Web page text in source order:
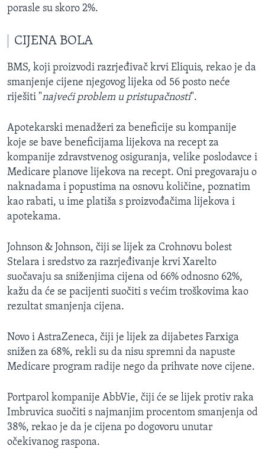
porasle su skoro 2%.
CIJENA BOLA
BMS, koji proizvodi razrjeđivač krvi Eliquis, rekao je da
smanjenje cijene njegovog lijeka od 56 posto neće
riješiti "najveći problem u pristupačnosti".
Apotekarski menadžeri za beneficije su kompanije
koje se bave beneficijama lijekova na recept za
kompanije zdravstvenog osiguranja, velike poslodavce i
Medicare planove lijekova na recept. Oni pregovaraju o
naknadama i popustima na osnovu količine, poznatim
kao rabati, u ime platiša s proizvođačima lijekova i
apotekama.
Johnson & Johnson, čiji se lijek za Crohnovu bolest
Stelara i sredstvo za razrjeđivanje krvi Xarelto
suočavaju sa sniženjima cijena od 66% odnosno 62%,
kažu da će se pacijenti suočiti s većim troškovima kao
rezultat smanjenja cijena.
Novo i AstraZeneca, čiji je lijek za dijabetes Farxiga
snižen za 68%, rekli su da nisu spremni da napuste
Medicare program radije nego da prihvate nove cijene.
Portparol kompanije AbbVie, čiji će se lijek protiv raka
Imbruvica suočiti s najmanjim procentom smanjenja od
38%, rekao je da je cijena po dogovoru unutar
očekivanog raspona.